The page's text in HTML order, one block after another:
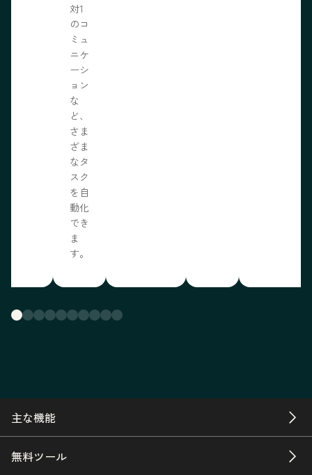
対1
のコ
ミュ
ニケ
ーシ
ョン
な
ど、
さま
ざま
なタ
スク
を自
動化
でき
ま
す。
主な機能
無料ツール